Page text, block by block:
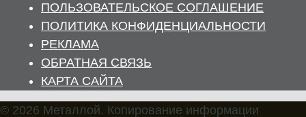
ПОЛЬЗОВАТЕЛЬСКОЕ СОГЛАШЕНИЕ
ПОЛИТИКА КОНФИДЕНЦИАЛЬНОСТИ
РЕКЛАМА
ОБРАТНАЯ СВЯЗЬ
КАРТА САЙТА
© 2026 Металлой. Копирование информации